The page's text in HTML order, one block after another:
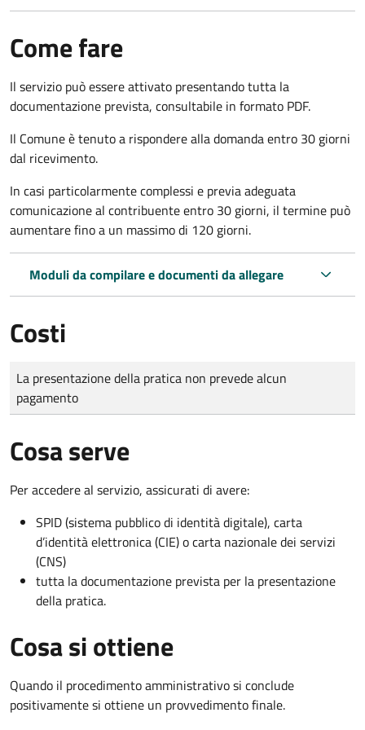
Come fare
Il servizio può essere attivato presentando tutta la
documentazione prevista, consultabile in formato PDF.
Il Comune è tenuto a rispondere alla domanda entro 30 giorni
dal ricevimento.
In casi particolarmente complessi e previa adeguata
comunicazione al contribuente entro 30 giorni, il termine può
aumentare fino a un massimo di 120 giorni.
Moduli da compilare e documenti da allegare
Costi
Tipo di pagamento
Importo
La presentazione della pratica non prevede alcun
pagamento
Cosa serve
Per accedere al servizio, assicurati di avere:
SPID (sistema pubblico di identità digitale), carta
d’identità elettronica (CIE) o carta nazionale dei servizi
(CNS)
tutta la documentazione prevista per la presentazione
della pratica.
Cosa si ottiene
Quando il procedimento amministrativo si conclude
positivamente si ottiene un provvedimento finale.